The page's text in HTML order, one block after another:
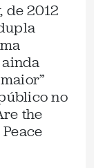
de 2012
no
the